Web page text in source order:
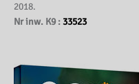
2018.
Nr inw. K9 : 33523